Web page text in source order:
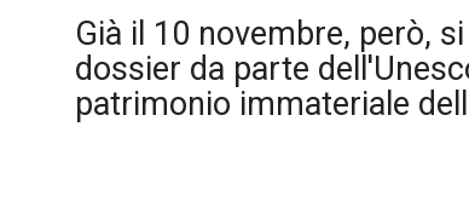
Già il 10 novembre, però,
dossier da parte
patrimonio immateriale